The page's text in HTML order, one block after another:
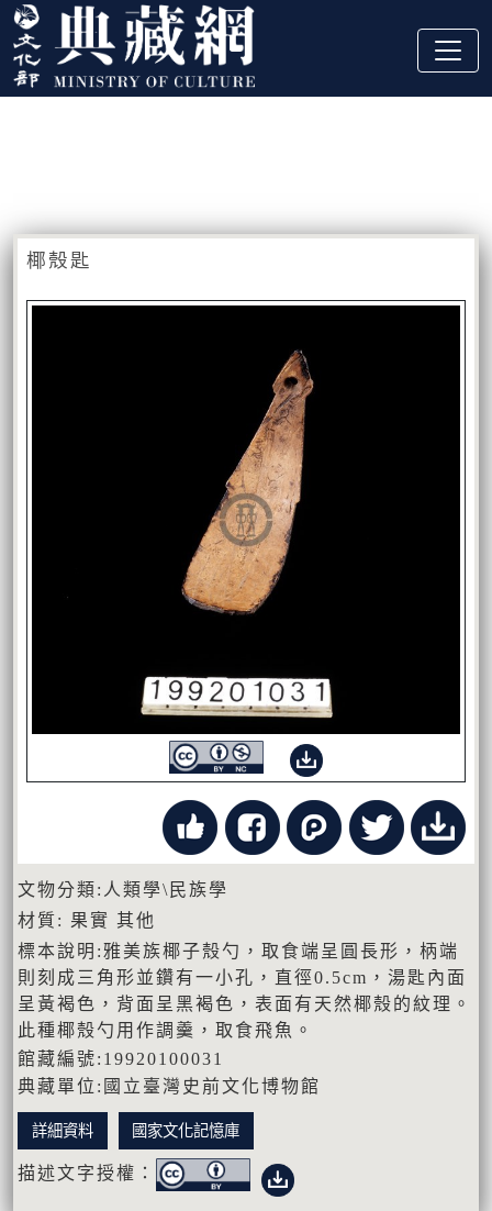
跳到主要內容
:::
椰殼匙
文物分類:人類學\民族學
材質: 果實 其他
標本說明:雅美族椰子殼勺，取食端呈圓長形，柄端
則刻成三角形並鑽有一小孔，直徑0.5cm，湯匙內面
呈黃褐色，背面呈黑褐色，表面有天然椰殼的紋理。
此種椰殼勺用作調羹，取食飛魚。
館藏編號:19920100031
典藏單位:國立臺灣史前文化博物館
詳細資料 國家文化記憶庫
描述文字授權：